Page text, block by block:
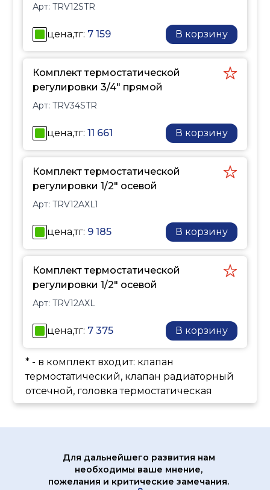
Арт:TRV12STR
цена,тг: 7 159 В корзину
Комплект термостатической
регулировки 3/4" прямой
Арт:TRV34STR
цена,тг:11 661 В корзину
Комплект термостатической
регулировки 1/2" осевой
Арт:TRV12AXL1
цена,тг: 9 185 В корзину
Комплект термостатической
регулировки 1/2" осевой
Арт:TRV12AXL
цена,тг: 7 375 В корзину
* - в комплект входит: клапан
термостатический, клапан радиаторный
отсечной, головка термостатическая
Для дальнейшего развития нам
необходимы ваше мнение,
пожелания и критические замечания.